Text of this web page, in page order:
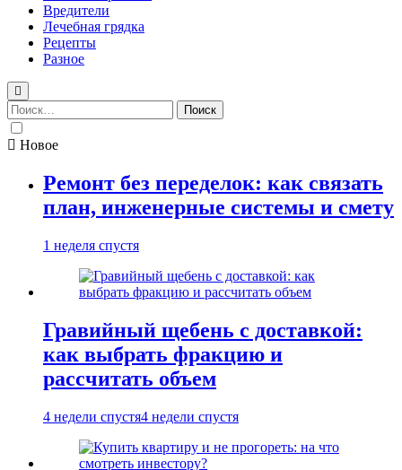
Вредители
Лечебная грядка
Рецепты
Разное
Найти:
Новое
Ремонт без переделок: как связать
план, инженерные системы и смету
1 неделя спустя
Гравийный щебень с доставкой:
как выбрать фракцию и
рассчитать объем
4 недели спустя4 недели спустя